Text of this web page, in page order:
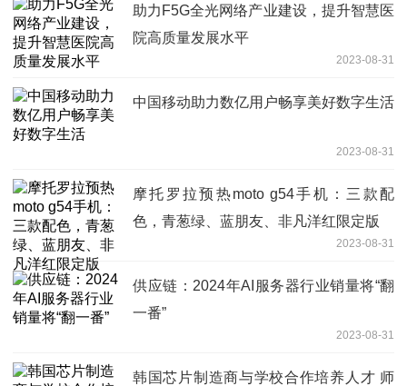
助力F5G全光网络产业建设，提升智慧医
院高质量发展水平
2023-08-31
中国移动助力数亿用户畅享美好数字生活
2023-08-31
摩托罗拉预热moto g54手机：三款配
色，青葱绿、蓝朋友、非凡洋红限定版
2023-08-31
供应链：2024年AI服务器行业销量将“翻
一番”
2023-08-31
韩国芯片制造商与学校合作培养人才 师